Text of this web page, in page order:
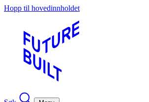
Hopp til hovedinnholdet